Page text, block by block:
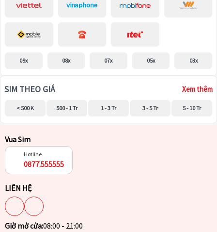
09x 08x 07x 05x 03x
SIM THEO GIÁ Xem thêm
< 500 K 500 - 1 Tr 1 - 3 Tr 3 - 5 Tr 5 - 10 Tr
Vua Sim
Hotline
0877.555555
LIÊN HỆ
Giờ mở cửa:08:00 - 21:00